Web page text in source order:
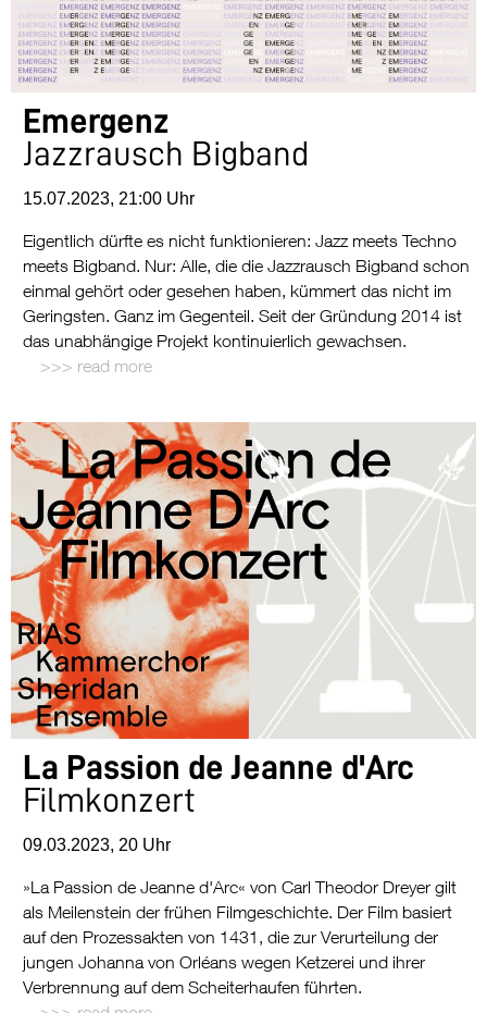
Emergenz
Jazzrausch Bigband
15.07.2023, 21:00 Uhr
Eigentlich dürfte es nicht funktionieren: Jazz meets Techno
meets Bigband. Nur: Alle, die die Jazzrausch Bigband schon
einmal gehört oder gesehen haben, kümmert das nicht im
Geringsten. Ganz im Gegenteil. Seit der Gründung 2014 ist
das unabhängige Projekt kontinuierlich gewachsen.
read more
La Passion de Jeanne d'Arc
Filmkonzert
09.03.2023, 20 Uhr
»La Passion de Jeanne d'Arc« von Carl Theodor Dreyer gilt
als Meilenstein der frühen Filmgeschichte. Der Film basiert
auf den Prozessakten von 1431, die zur Verurteilung der
jungen Johanna von Orléans wegen Ketzerei und ihrer
Verbrennung auf dem Scheiterhaufen führten.